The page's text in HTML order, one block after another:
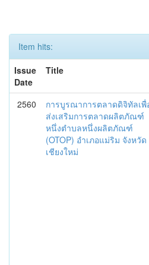
Item hits:
Issue
Date
Title
2560
การบูรณาการตลาดดิจิทัลเพื่
ส่งเสริมการตลาดผลิตภัณฑ์
หนึ่งตำบลหนึ่งผลิตภัณฑ์
(OTOP) อำเภอแม่ริม จังหวัด
เชียงใหม่